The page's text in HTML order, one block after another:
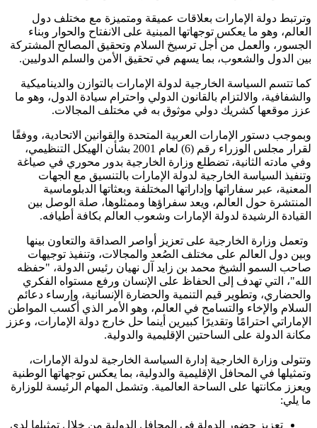
وترتبط دولة الإمارات بعلاقات عميقة ومتميزة مع مختلف دول
العالم، وهو ما يعكس توجهاتها المبنية على الانفتاح والحوار وبناء
الجسور، والعمل من أجل ترسيخ السلام وتحقيق المصالح المشتركة
بين الدول والشعوب، بما يسهم في تحقيق الأمن والسلم الدوليين.
كما تتسم السياسة الخارجية لدولة الإمارات بالتوازن والديناميكية
والشفافية، والالتزام بالقانون الدولي واحترام سيادة الدول، وهو ما
عزز موقعها كشريك دولي موثوق به في مختلف المجالات.
وبموجب دستور الإمارات العربية المتحدة والقوانين الاتحادية، ووفقًا
لقرار مجلس الوزراء رقم (6) لعام 2001 بشأن الهيكل التنظيمي،
وفي مادته الثانية، تضطلع وزارة الخارجية بدور محوري في صياغة
وتنفيذ السياسة الخارجية لدولة الإمارات بالتنسيق مع الجهات
المعنية، عبر سفاراتها وإداراتها المختلفة وبعثاتها الدبلوماسية
المنتشرة حول العالم، ويعد سفراؤها وممثلوها، صلة الوصل بين
القيادة الرشيدة لدولة الإمارات وشعوب العالم بكافة أطيافه.
وتعمل وزارة الخارجية على تعزيز أواصر الصداقة والتعاون بينها
وبين دول العالم على مختلف الصُعد والمجالات، وتنفيذ توجيهات
صاحب السمو الشيخ محمد بن زايد آل نهيان رئيس الدولة، "حفظه
الله"، التي تهدف إلى الحفاظ على الإنسان ورفع مستواه الفكري
والحضاري، وتطوير قيم التنمية والحضارة الإنسانية، وإرساء دعائم
السلام والإخاء والتسامح في العالم، وهو الأمر الذي أكسب المواطن
الإماراتي احترامًا وتقديرًا كبيرين أينما حل خارج دولة الإمارات، وعزز
مكانة الدولة على الساحتين الإقليمية والدولية.
وتتولى وزارة الخارجية إدارة السياسة الخارجية لدولة الإمارات،
وتمثيلها في المحافل الإقليمية والدولية، بما يعكس توجهاتها الوطنية
ويعزز مكانتها على الساحة العالمية. وتشمل المهام الرئيسة للوزارة
ما يلي:
تعزيز حضور الدولة في المحافل الدولية من خلال تمثيلها لدى